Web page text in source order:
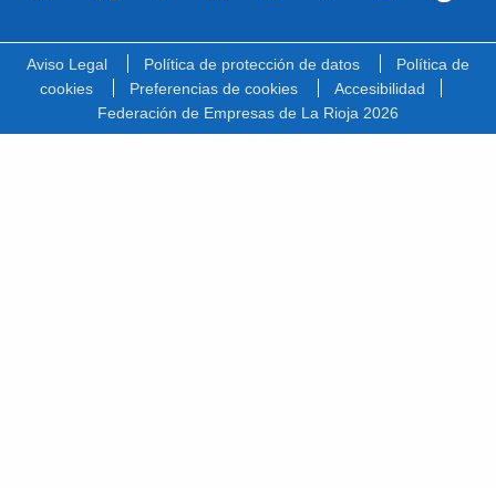
Aviso Legal Política de protección de datos
Política de
cookies
Preferencias de cookies
Accesibilidad
Federación de Empresas de La Rioja 2026